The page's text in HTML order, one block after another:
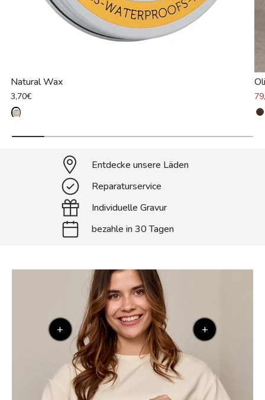
Natural Wax
3,70€
Entdecke unsere Läden
Reparaturservice
Individuelle Gravur
bezahle in 30 Tagen
+ +